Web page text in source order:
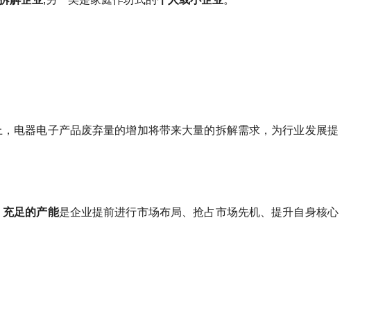
电器电子产品废弃量的增加将带来大量的拆解需求，为行业发展提
充足的产能是企业提前进行市场布局、抢占市场先机、提升自身核心